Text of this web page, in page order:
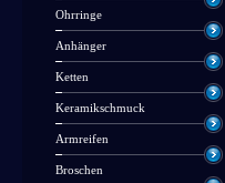
Ohrringe
Anhänger
Ketten
Keramikschmuck
Armreifen
Broschen